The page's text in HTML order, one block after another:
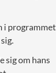
i programmet
sig om hans